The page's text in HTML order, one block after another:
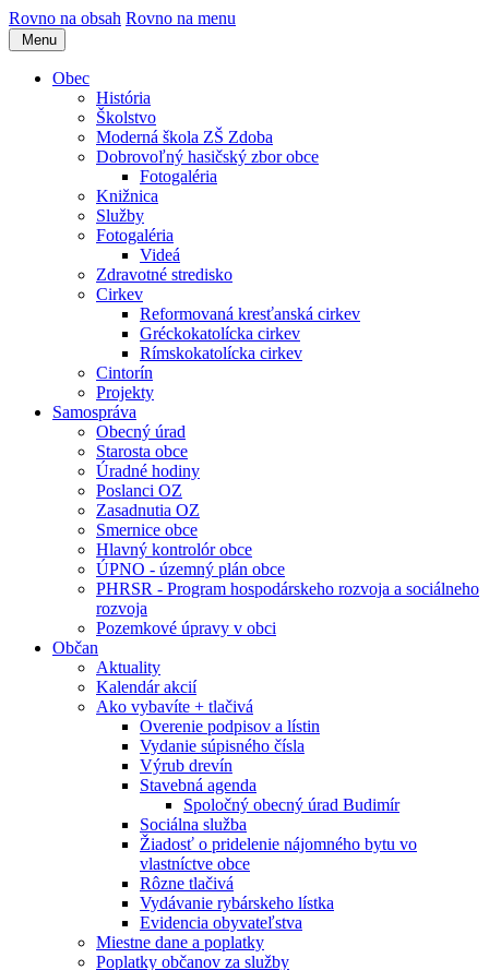
Rovno na obsah Rovno na menu
Menu
Obec
História
Školstvo
Moderná škola ZŠ Zdoba
Dobrovoľný hasičský zbor obce
Fotogaléria
Knižnica
Služby
Fotogaléria
Videá
Zdravotné stredisko
Cirkev
Reformovaná kresťanská cirkev
Gréckokatolícka cirkev
Rímskokatolícka cirkev
Cintorín
Projekty
Samospráva
Obecný úrad
Starosta obce
Úradné hodiny
Poslanci OZ
Zasadnutia OZ
Smernice obce
Hlavný kontrolór obce
ÚPNO - územný plán obce
PHRSR - Program hospodárskeho rozvoja a sociálneho
rozvoja
Pozemkové úpravy v obci
Občan
Aktuality
Kalendár akcií
Ako vybavíte + tlačivá
Overenie podpisov a lístin
Vydanie súpisného čísla
Výrub drevín
Stavebná agenda
Spoločný obecný úrad Budimír
Sociálna služba
Žiadosť o pridelenie nájomného bytu vo
vlastníctve obce
Rôzne tlačivá
Vydávanie rybárskeho lístka
Evidencia obyvateľstva
Miestne dane a poplatky
Poplatky občanov za služby